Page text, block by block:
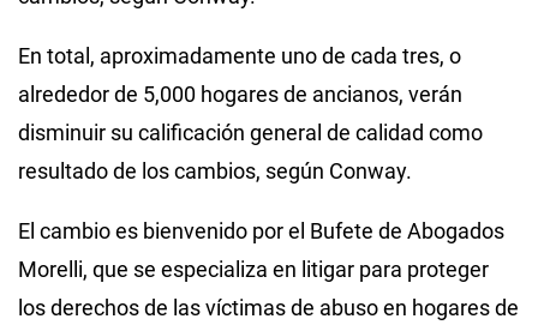
En total, aproximadamente uno de cada tres, o
alrededor de 5,000 hogares de ancianos, verán
disminuir su calificación general de calidad como
resultado de los cambios, según Conway.
El cambio es bienvenido por el Bufete de Abogados
Morelli, que se especializa en litigar para proteger
los derechos de las víctimas de abuso en hogares de